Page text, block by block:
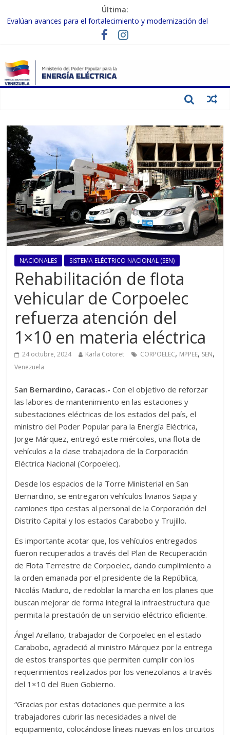
Última:
Evalúan avances para el fortalecimiento y modernización del
Inspeccionan trabajos de rehabilitación en instalaciones del SEN
Gobierno Nacional activa plan preventivo para fortalecer el SEN
ante el fenómeno de El Niño
Termocarabobo recupera el 50% de su capacidad de generación
NACIONALES SISTEMA ELÉCTRICO NACIONAL (SEN)
Rehabilitación de flota
vehicular de Corpoelec
refuerza atención del
1×10 en materia eléctrica
24 octubre, 2024 Karla Cotoret CORPOELEC, MPPEE, SEN,
Venezuela
San Bernardino, Caracas.- Con el objetivo de reforzar
las labores de mantenimiento en las estaciones y
subestaciones eléctricas de los estados del país, el
ministro del Poder Popular para la Energía Eléctrica,
Jorge Márquez, entregó este miércoles, una flota de
vehículos a la clase trabajadora de la Corporación
Eléctrica Nacional (Corpoelec).
Desde los espacios de la Torre Ministerial en San
Bernardino, se entregaron vehículos livianos Saipa y
camiones tipo cestas al personal de la Corporación del
Distrito Capital y los estados Carabobo y Trujillo.
Es importante acotar que, los vehículos entregados
fueron recuperados a través del Plan de Recuperación
de Flota Terrestre de Corpoelec, dando cumplimiento a
la orden emanada por el presidente de la República,
Nicolás Maduro, de redoblar la marcha en los planes que
buscan mejorar de forma integral la infraestructura que
permita la prestación de un servicio eléctrico eficiente.
Ángel Arellano, trabajador de Corpoelec en el estado
Carabobo, agradeció al ministro Márquez por la entrega
de estos transportes que permiten cumplir con los
requerimientos realizados por los venezolanos a través
del 1×10 del Buen Gobierno.
“Gracias por estas dotaciones que permite a los
trabajadores cubrir las necesidades a nivel de
equipamiento, colocándose líneas nuevas en los circuitos